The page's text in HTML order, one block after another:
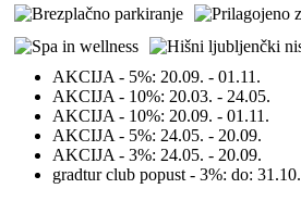
AKCIJA - 5%: 20.09. - 01.11.
AKCIJA - 10%: 20.03. - 24.05.
AKCIJA - 10%: 20.09. - 01.11.
AKCIJA - 5%: 24.05. - 20.09.
AKCIJA - 3%: 24.05. - 20.09.
gradtur club popust - 3%: do: 31.10.